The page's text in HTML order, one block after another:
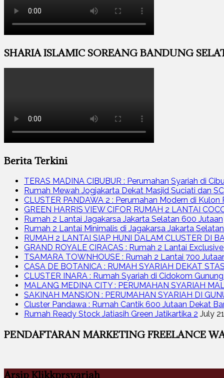
SHARIA ISLAMIC SOREANG BANDUNG
Berita Terkini
TERAS MADINA CIBUBUR : Perumahan Syariah di
Rumah Mewah Jogjakarta Dekat Masjid Suciati dan
CLUSTER PANDAWA 2 : Perumahan Modern di
GREEN HARRIS VIEW CIFOR RUMAH 2 LANTAI
Rumah 2 Lantai Jagakarsa Jakarta Selatan 600 Jutaan
Rumah 2 Lantai Minimalis di Jagakarsa Jakarta
RUMAH 2 LANTAI SIAP HUNI DALAM CLUSTER DI
GRAND ROYALE CIRACAS : Rumah 2 Lantai
TSAMARA TOWNHOUSE : Rumah 2 Lantai 700
CASA DE BOTANICA : RUMAH SYARIAH DEKAT
CLUSTER INARA : Rumah Syariah di Cidokom
MALANG MEDINA CITY : PERUMAHAN SYARIAH
SAKINAH MANSION : PERUMAHAN SYARIAH DI
Cluster Pandawa : Rumah Cantik 600 Jutaan Dekat
Rumah Ready Stock Jatiasih Green Jatikartika 2 July
PENDAFTARAN MARKETING FREELANCE
Arsip Klikkprsyariah